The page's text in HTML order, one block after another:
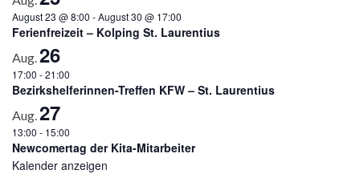
August 23 @ 8:00 -August 30 @ 17:00
Ferienfreizeit – Kolping St. Laurentius
Aug.26
17:00 -21:00
Bezirkshelferinnen-Treffen KFW – St. Laurentius
Aug.27
13:00 - 15:00
Newcomertag der Kita-Mitarbeiter
Kalender anzeigen